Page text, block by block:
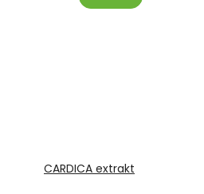
CARDICA extrakt